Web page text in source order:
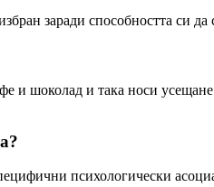
заради способността си да
и шоколад и така носи
психологически